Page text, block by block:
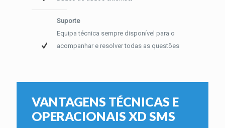
Suporte
Equipa técnica sempre disponível para o
acompanhar e resolver todas as questões
VANTAGENS TÉCNICAS E
OPERACIONAIS XD SMS